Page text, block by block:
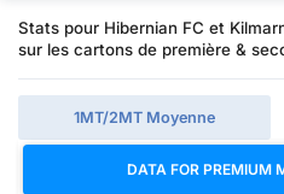
Stats pour Hibernian FC et
sur les cartons de première &
1MT/2MT Moyenne
DATA FOR PREMIUM